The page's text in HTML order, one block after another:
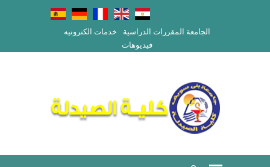
الجامعة المقررات الدراسية
خدمات الكترونيه
فيديوهات